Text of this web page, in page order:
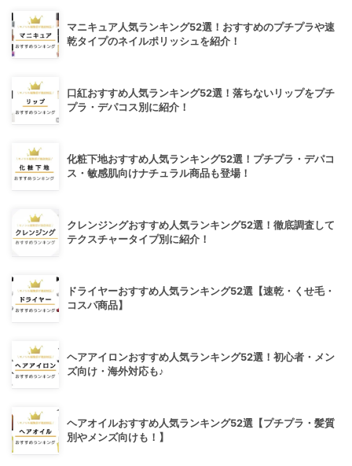
マニキュア人気ランキング52選！おすすめのプチプラや速
乾タイプのネイルポリッシュを紹介！
口紅おすすめ人気ランキング52選！落ちないリップをプチ
プラ・デパコス別に紹介！
化粧下地おすすめ人気ランキング52選！プチプラ・デパコ
ス・敏感肌向けナチュラル商品も登場！
クレンジングおすすめ人気ランキング52選！徹底調査して
テクスチャータイプ別に紹介！
ドライヤーおすすめ人気ランキング52選【速乾・くせ毛・
コスパ商品】
ヘアアイロンおすすめ人気ランキング52選！初心者・メン
ズ向け・海外対応も♪
ヘアオイルおすすめ人気ランキング52選【プチプラ・髪質
別やメンズ向けも！】